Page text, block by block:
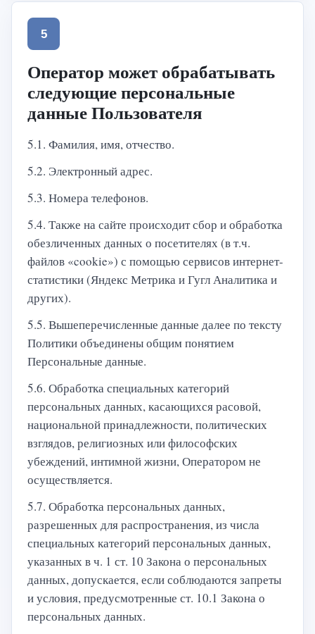
5
Оператор может обрабатывать
следующие персональные
данные Пользователя
5.1. Фамилия, имя, отчество.
5.2. Электронный адрес.
5.3. Номера телефонов.
5.4. Также на сайте происходит сбор и обработка
обезличенных данных о посетителях (в т.ч.
файлов «cookie») с помощью сервисов интернет-
статистики (Яндекс Метрика и Гугл Аналитика и
других).
5.5. Вышеперечисленные данные далее по тексту
Политики объединены общим понятием
Персональные данные.
5.6. Обработка специальных категорий
персональных данных, касающихся расовой,
национальной принадлежности, политических
взглядов, религиозных или философских
убеждений, интимной жизни, Оператором не
осуществляется.
5.7. Обработка персональных данных,
разрешенных для распространения, из числа
специальных категорий персональных данных,
указанных в ч. 1 ст. 10 Закона о персональных
данных, допускается, если соблюдаются запреты
и условия, предусмотренные ст. 10.1 Закона о
персональных данных.